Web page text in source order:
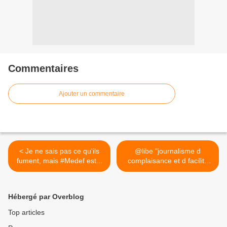
Commentaires
Ajouter un commentaire
< Je ne sais pas ce qu'ils
fument, mais #Medef est...
@libe "journalisme d
complaisance et d facilité
q... >
Hébergé par Overblog
Top articles